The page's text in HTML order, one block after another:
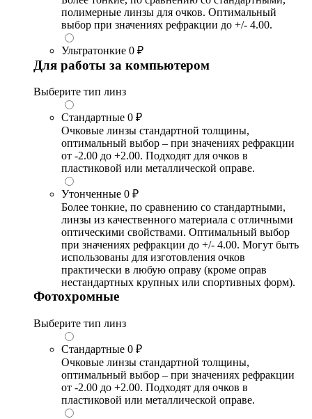
полимерные линзы для очков. Оптимальный
выбор при значениях рефракции до +/- 4.00.
Ультратонкие 0 ₽
Для работы за компьютером
Выберите тип линз
Стандартные 0 ₽
Очковые линзы стандартной толщины,
оптимальный выбор – при значениях рефракции
от -2.00 до +2.00. Подходят для очков в
пластиковой или металлической оправе.
Утонченные 0 ₽
Более тонкие, по сравнению со стандартными,
линзы из качественного материала с отличными
оптическими свойствами. Оптимальный выбор
при значениях рефракции до +/- 4.00. Могут быть
использованы для изготовления очков
практически в любую оправу (кроме оправ
нестандартных крупных или спортивных форм).
Фотохромные
Выберите тип линз
Стандартные 0 ₽
Очковые линзы стандартной толщины,
оптимальный выбор – при значениях рефракции
от -2.00 до +2.00. Подходят для очков в
пластиковой или металлической оправе.